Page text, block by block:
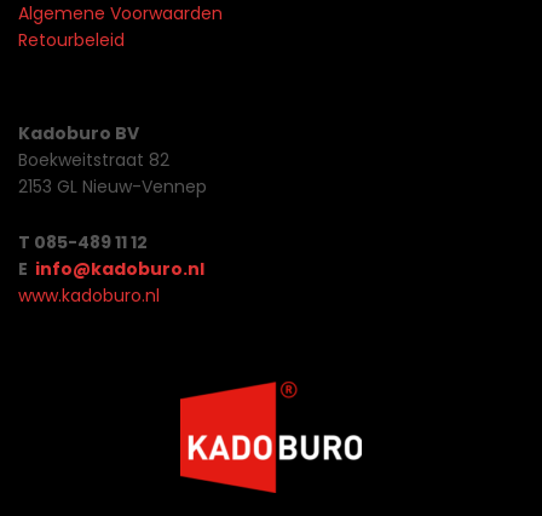
Algemene Voorwaarden
Retourbeleid
Kadoburo BV
Boekweitstraat 82
2153 GL Nieuw-Vennep
T 085-489 11 12
E info@kadoburo.nl
www.kadoburo.nl